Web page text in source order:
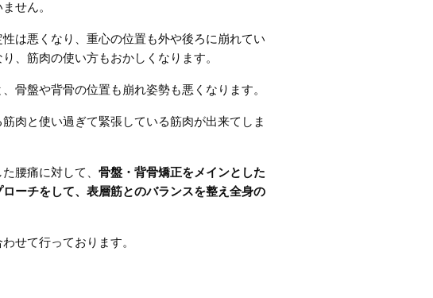
せん。
は悪くなり、重心の位置も外や後ろに崩れてい
、筋肉の使い方もおかしくなります。
骨盤や背骨の位置も崩れ姿勢も悪くなります。
肉と使い過ぎて緊張している筋肉が出来てしま
腰痛に対して、 骨盤・背骨矯正をメインとした
ーチをして、表層筋とのバランスを整え全身の
せて行っております。